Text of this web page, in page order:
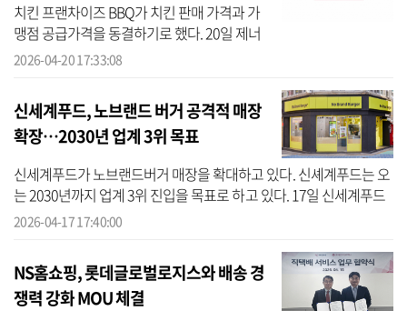
치킨 프랜차이즈 BBQ가 치킨 판매 가격과 가
맹점 공급가격을 동결하기로 했다. 20일 제너
시스BBQ 그룹에 따르면 해당 기업은 치킨 판
2026-04-20 17:33:08
신세계푸드, 노브랜드 버거 공격적 매장
확장…2030년 업계 3위 목표
신세계푸드가 노브랜드버거 매장을 확대하고 있다. 신셰계푸드는 오
는 2030년까지 업계 3위 진입을 목표로 하고 있다. 17일 신세계푸드
에 따르면 노브랜드버거는 오는 4월 30일 경남 진해시에 노브랜드버
2026-04-17 17:40:00
NS홈쇼핑, 롯데글로벌로지스와 배송 경
쟁력 강화 MOU 체결